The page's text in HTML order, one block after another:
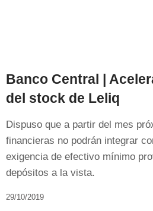
Banco Central |
del stock de Leliq
Dispuso que a partir del mes
financieras no podrán integrar
exigencia de efectivo mínimo
depósitos a la vista.
29/10/2019